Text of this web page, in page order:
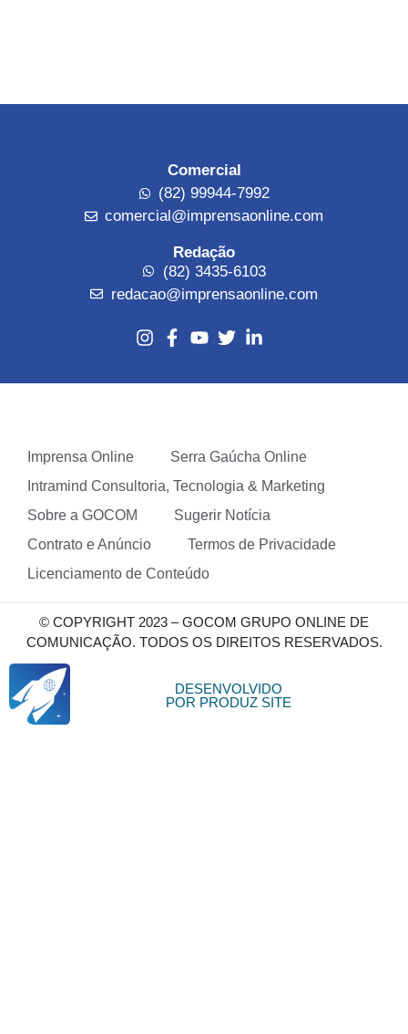
Comercial
(82) 99944-7992
comercial@imprensaonline.com
Redação
(82) 3435-6103
redacao@imprensaonline.com
Imprensa Online
Serra Gaúcha Online
Intramind Consultoria, Tecnologia & Marketing
Sobre a GOCOM
Sugerir Notícia
Contrato e Anúncio
Termos de Privacidade
Licenciamento de Conteúdo
© COPYRIGHT 2023 – GOCOM GRUPO ONLINE DE
COMUNICAÇÃO. TODOS OS DIREITOS RESERVADOS.
DESENVOLVIDO
POR PRODUZ SITE